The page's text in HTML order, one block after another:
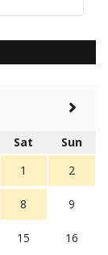
Sumba
Balas
16
Sat
Sun
1
2
8 9
15 16